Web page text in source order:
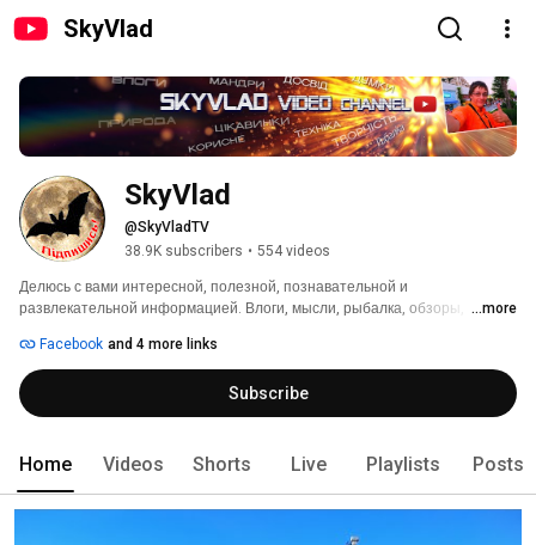
SkyVlad
SkyVlad
@SkyVladTV
38.9K subscribers • 554 videos
Делюсь с вами интересной, полезной, познавательной и
развлекательной информацией. Влоги, мысли, рыбалка, обзоры,
...more
Facebook and 4 more links
Subscribe
Home Videos Shorts Live Playlists Posts